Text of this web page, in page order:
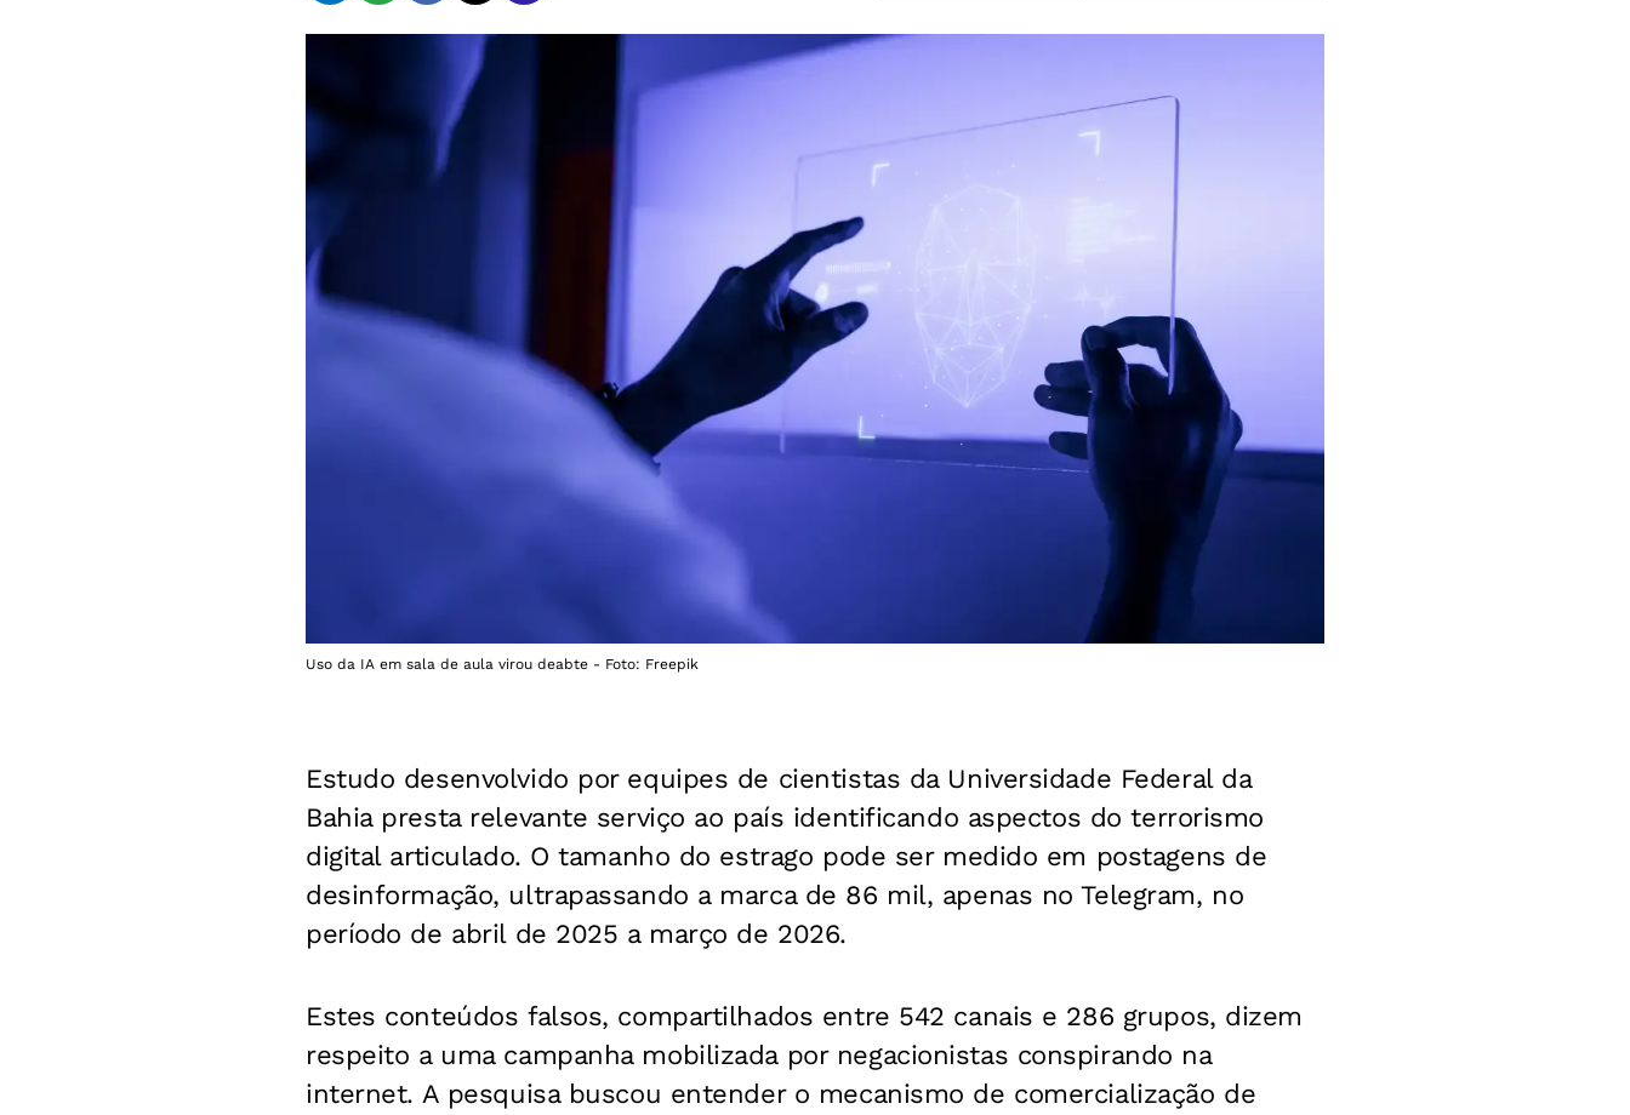
Uso da IA em sala de aula virou deabte - Foto: Freepik
Estudo desenvolvido por equipes de cientistas da Universidade Federal da
Bahia presta relevante serviço ao país identificando aspectos do terrorismo
digital articulado. O tamanho do estrago pode ser medido em postagens de
desinformação, ultrapassando a marca de 86 mil, apenas no Telegram, no
período de abril de 2025 a março de 2026.
Estes conteúdos falsos, compartilhados entre 542 canais e 286 grupos, dizem
respeito a uma campanha mobilizada por negacionistas conspirando na
internet. A pesquisa buscou entender o mecanismo de comercialização de